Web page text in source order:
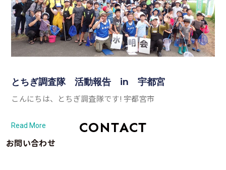
とちぎ調査隊 活動報告 in 宇都宮
こんにちは、とちぎ調査隊です! 宇都宮市
Read More CONTACT
お問い合わせ